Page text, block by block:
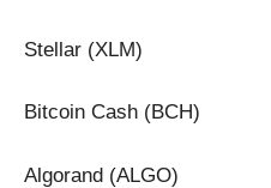
Stellar (XLM)
Bitcoin Cash (BCH)
Algorand (ALGO)